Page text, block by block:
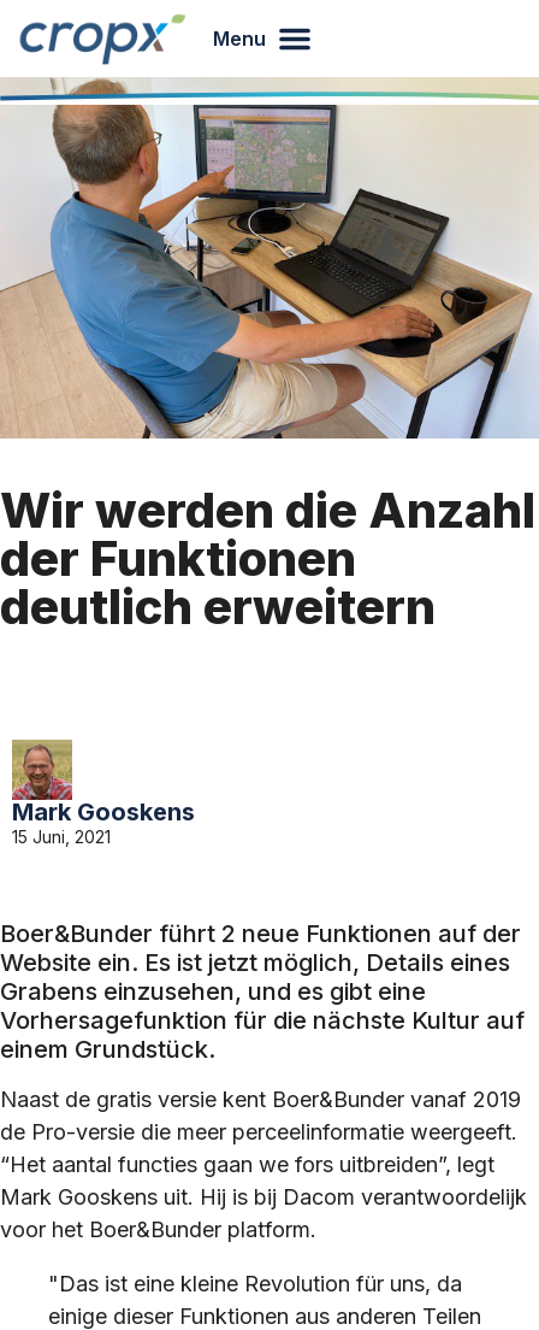
Menu
Wir werden die Anzahl
der Funktionen
deutlich erweitern
Mark Gooskens
15 Juni, 2021
Boer&Bunder führt 2 neue Funktionen auf der
Website ein. Es ist jetzt möglich, Details eines
Grabens einzusehen, und es gibt eine
Vorhersagefunktion für die nächste Kultur auf
einem Grundstück.
Naast de gratis versie kent Boer&Bunder vanaf 2019
de Pro-versie die meer perceelinformatie weergeeft.
“Het aantal functies gaan we fors uitbreiden”, legt
Mark Gooskens uit. Hij is bij Dacom verantwoordelijk
voor het Boer&Bunder platform.
"Das ist eine kleine Revolution für uns, da
einige dieser Funktionen aus anderen Teilen